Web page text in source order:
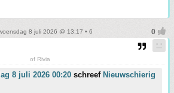
8 juli 2026 @ 13:17 • 6
of Rivia
8 juli 2026 00:20 schreef Nieuwschierig